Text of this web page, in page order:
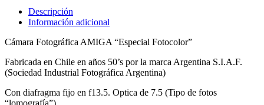
Descripción
Información adicional
Cámara Fotográfica AMIGA “Especial Fotocolor”
Fabricada en Chile en años 50’s por la marca Argentina S.I.A.F.
(Sociedad Industrial Fotográfica Argentina)
Con diafragma fijo en f13.5. Optica de 7.5 (Tipo de fotos
“lomografía”)